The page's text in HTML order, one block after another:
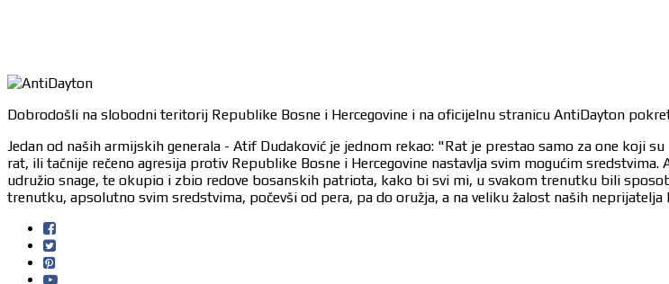
Dobrodošli na slobodni teritorij Republike Bosne i Hercegovine i na oficijelnu stranicu AntiDayton
Jedan od naših armijskih generala - Atif Dudaković je jednom rekao: "Rat je prestao samo za one koji
rat, ili tačnije rečeno agresija protiv Republike Bosne i Hercegovine nastavlja svim mogućim
udružio snage, te okupio i zbio redove bosanskih patriota, kako bi svi mi, u svakom trenutku bili
trenutku, apsolutno svim sredstvima, počevši od pera, pa do oružja, a na veliku žalost naših neprijatelja